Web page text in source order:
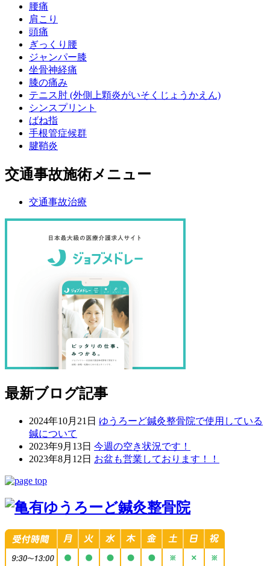
腰痛
肩こり
頭痛
ぎっくり腰
ジャンパー膝
坐骨神経痛
膝の痛み
テニス肘 (外側上顆炎がいそくじょうかえん)
シンスプリント
ばね指
手根管症候群
腱鞘炎
交通事故施術メニュー
交通事故治療
最新ブログ記事
2024年10月21日 ゆうろーど鍼灸整骨院で使用している
鍼について
2023年9月13日 今週の空き状況です！
2023年8月12日 お盆も営業しております！！